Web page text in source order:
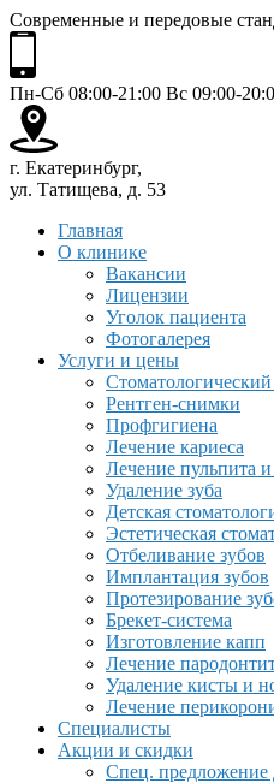
Современные и передовые
Пн-Сб 08:00-21:00 Вс 09:00-
г. Екатеринбург,
ул. Татищева, д. 53
Главная
О клинике
Вакансии
Лицензии
Уголок пациента
Фотогалерея
Услуги и цены
Рентген-снимки
Профгигиена
Лечение кариеса
Лечение пульпита
Удаление зуба
Детская
Эстетическая
Отбеливание зубов
Имплантация зубов
Протезирование
Брекет-система
Изготовление капп
Лечение
Удаление кисты и
Лечение
Специалисты
Акции и скидки
Спец. предложение